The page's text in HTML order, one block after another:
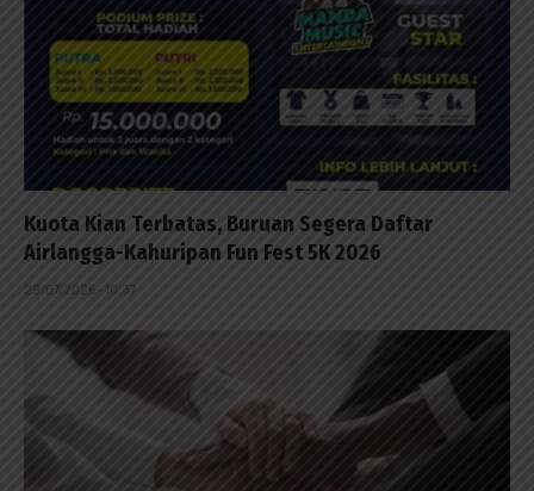
Kuota Kian Terbatas, Buruan Segera Daftar
Airlangga-Kahuripan Fun Fest 5K 2026
29/07/2026 - 10:37